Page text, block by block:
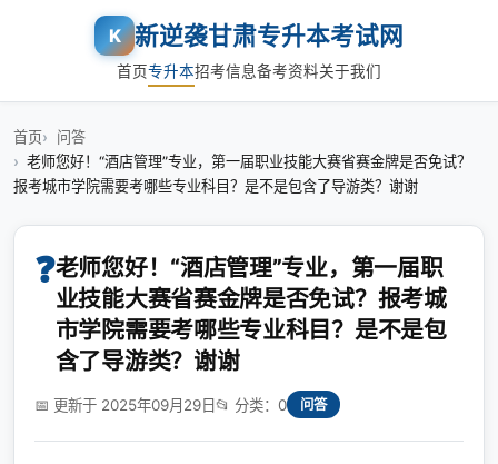
K 新逆袭甘肃专升本考试网
首页专升本招考信息备考资料关于我们
首页
问答
老师您好！“酒店管理”专业，第一届职业技能大赛省赛金牌是否免试？
报考城市学院需要考哪些专业科目？是不是包含了导游类？谢谢
❓老师您好！“酒店管理”专业，第一届职
业技能大赛省赛金牌是否免试？报考城
市学院需要考哪些专业科目？是不是包
含了导游类？谢谢
📅 更新于 2025年09月29日📂 分类：0 问答